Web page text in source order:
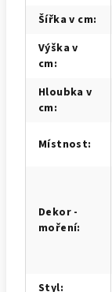
Šířka v cm:
Výška v
cm:
Hloubka v
cm:
Místnost:
Dekor -
moření:
Styl: